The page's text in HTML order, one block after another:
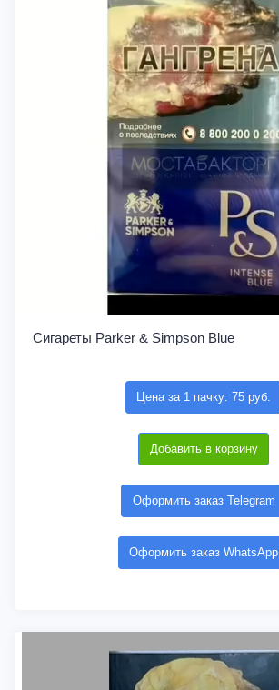
Сигареты Parker & Simpson Blue
Цена за 1 пачку: 75 руб.
Добавить в корзину
Оформить заказ Telegram
Оформить заказ WhatsApp